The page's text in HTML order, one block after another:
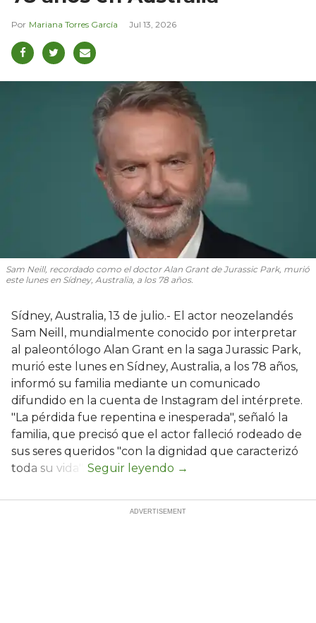
Mariana Torres García Jul 13, 2026
Sam Neill, recordado como el doctor Alan Grant de Jurassic Park, murió
este lunes en Sídney, Australia, a los 78 años.
Sídney, Australia, 13 de julio.- El actor neozelandés
Sam Neill, mundialmente conocido por interpretar
al paleontólogo Alan Grant en la saga Jurassic Park,
murió este lunes en Sídney, Australia, a los 78 años,
informó su familia mediante un comunicado
difundido en la cuenta de Instagram del intérprete.
"La pérdida fue repentina e inesperada", señaló la
familia, que precisó que el actor falleció rodeado de
sus seres queridos "con la dignidad que caracterizó
toda su vida".